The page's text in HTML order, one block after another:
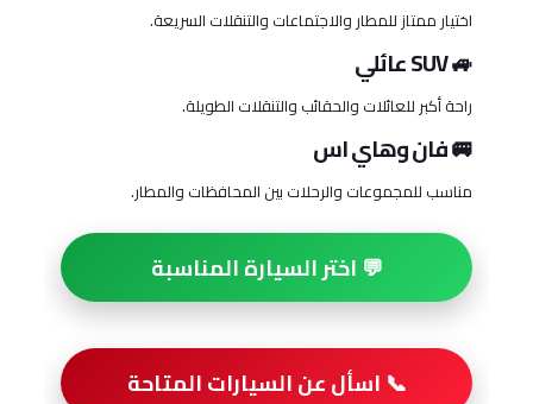
اختيار ممتاز للمطار والاجتماعات والتنقلات السريعة.
🚙 SUV عائلي
راحة أكبر للعائلات والحقائب والتنقلات الطويلة.
🚐 فان وهاي اس
مناسب للمجموعات والرحلات بين المحافظات والمطار.
💬 اختر السيارة المناسبة
📞 اسأل عن السيارات المتاحة